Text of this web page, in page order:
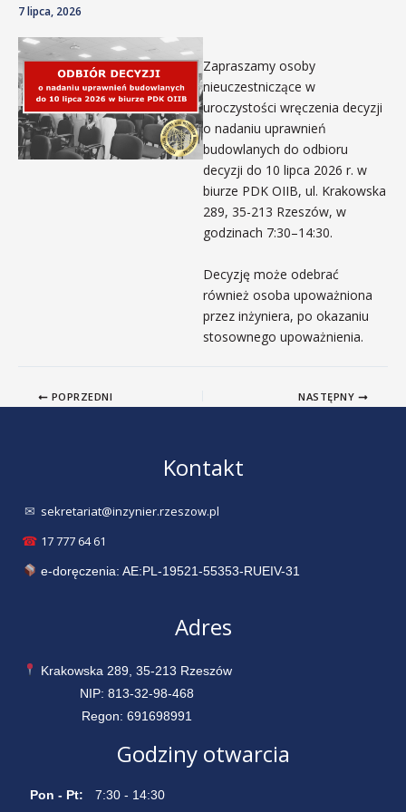
7 lipca, 2026
Zapraszamy osoby
nieuczestniczące w
uroczystości wręczenia decyzji
o nadaniu uprawnień
budowlanych do odbioru
decyzji do 10 lipca 2026 r. w
biurze PDK OIIB, ul. Krakowska
289, 35-213 Rzeszów, w
godzinach 7:30–14:30.
Decyzję może odebrać
również osoba upoważniona
przez inżyniera, po okazaniu
stosownego upoważnienia.
POPRZEDNI NASTĘPNY
Kontakt
✉ sekretariat@inzynier.rzeszow.pl
☎ 17 777 64 61
e-doręczenia: AE:PL-19521-55353-RUEIV-31
Adres
Krakowska 289, 35-213 Rzeszów
NIP: 813-32-98-468
Regon: 691698991
Godziny otwarcia
Pon - Pt: 7:30 - 14:30